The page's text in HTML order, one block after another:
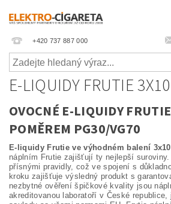
+420 737 887 000
E-LIQUIDY FRUTIE
OVOCNÉ E-LIQUIDY
POMĚREM PG30/VG70
E-liquidy Frutie ve výhodném balení
náplním Frutie zajišťují ty nejlepší
přísnými pravidly, což ve spojení s
kroku zajišťuje výsledný produkt s
nezbytné ověření špičkové kvality jsou
akreditovanou laboratoří v České